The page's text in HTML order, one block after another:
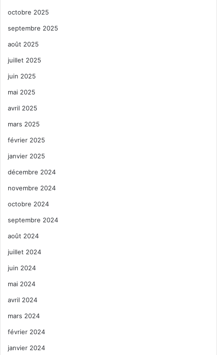
octobre 2025
septembre 2025
août 2025
juillet 2025
juin 2025
mai 2025
avril 2025
mars 2025
février 2025
janvier 2025
décembre 2024
novembre 2024
octobre 2024
septembre 2024
août 2024
juillet 2024
juin 2024
mai 2024
avril 2024
mars 2024
février 2024
janvier 2024